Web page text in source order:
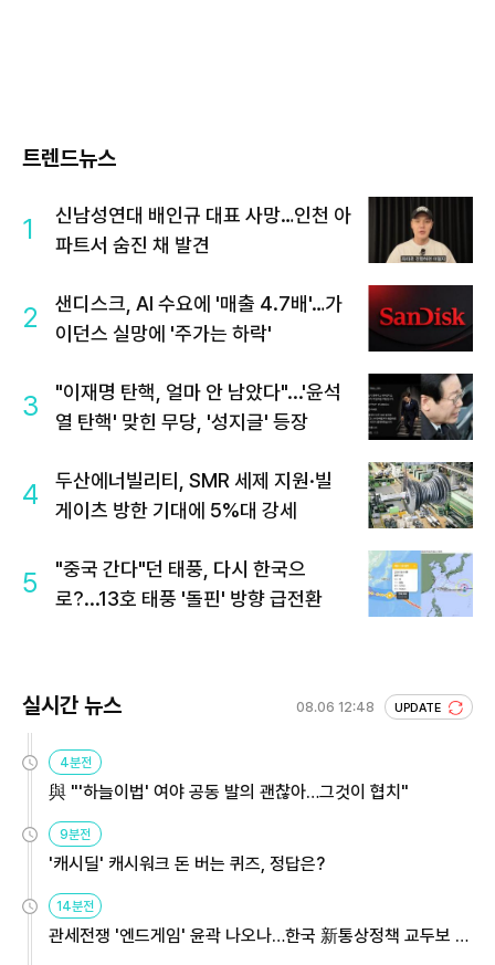
트렌드뉴스
1
신남성연대 배인규 대표 사망…인천 아
파트서 숨진 채 발견
2
샌디스크, AI 수요에 '매출 4.7배'…가
이던스 실망에 '주가는 하락'
3
"이재명 탄핵, 얼마 안 남았다"...'윤석
열 탄핵' 맞힌 무당, '성지글' 등장
4
두산에너빌리티, SMR 세제 지원·빌
게이츠 방한 기대에 5%대 강세
5
"중국 간다"던 태풍, 다시 한국으
로?...13호 태풍 '돌핀' 방향 급전환
실시간 뉴스 08.06 12:48 UPDATE
4분전
與 "'하늘이법' 여야 공동 발의 괜찮아…그것이 협치"
9분전
'캐시딜' 캐시워크 돈 버는 퀴즈, 정답은?
14분전
관세전쟁 '엔드게임' 윤곽 나오나…한국 新통상정책 교두보 활